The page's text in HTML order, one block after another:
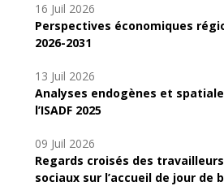
16 Juil 2026
Perspectives économiques
2026-2031
13 Juil 2026
Analyses endogènes et
l’ISADF 2025
09 Juil 2026
Regards croisés des travailleurs
sociaux sur l’accueil de jour de